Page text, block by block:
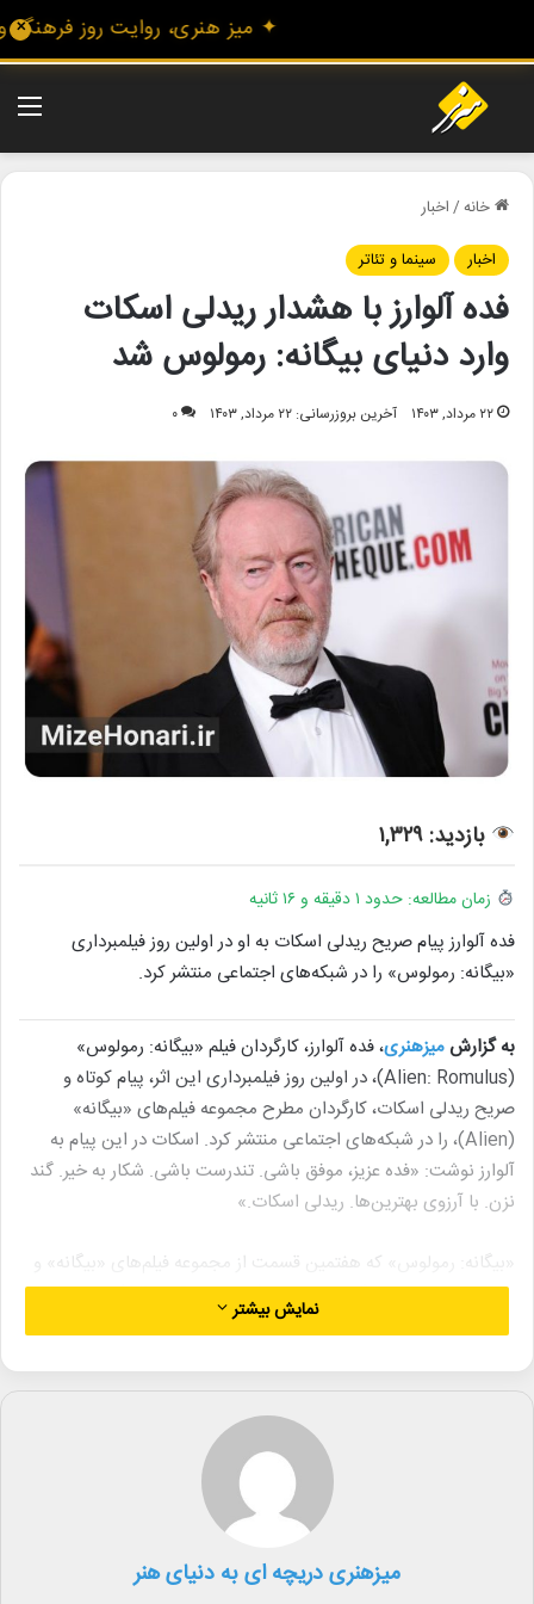
خانه/اخبار
اخبار
سینما و تئاتر
فده آلوارز با هشدار ریدلی اسکات
وارد دنیای بیگانه: رمولوس شد
۲۲ مرداد, ۱۴۰۳ آخرین بروزرسانی: ۲۲ مرداد, ۱۴۰۳ ۰
بازدید:۱,۳۲۹
زمان مطالعه: حدود ۱ دقیقه و ۱۶ ثانیه
فده آلوارز پیام صریح ریدلی اسکات به او در اولین روز فیلمبرداری
«بیگانه: رمولوس» را در شبکه‌های اجتماعی منتشر کرد.
به گزارش میزهنری، فده آلوارز، کارگردان فیلم «بیگانه: رمولوس»
(Alien: Romulus)، در اولین روز فیلمبرداری این اثر، پیام کوتاه و
صریح ریدلی اسکات، کارگردان مطرح مجموعه فیلم‌های «بیگانه»
(Alien)، را در شبکه‌های اجتماعی منتشر کرد. اسکات در این پیام به
آلوارز نوشت: «فده عزیز، موفق باشی. تندرست باشی. شکار به خیر. گند
نزن. با آرزوی بهترین‌ها. ریدلی اسکات.»
«بیگانه: رمولوس» که هفتمین قسمت از مجموعه فیلم‌های «بیگانه» و
اولین فیلم پس از «بیگانه: کاوننت» (Alien: Covenant) در سال ۲۰۱۷
است، به کارگردانی آلوارز، فیلمساز اهل اروگوئه، ساخته می‌شود. اسکات
پروژه حضور دارد.
ریدلی اسکات در مصاحبه‌ای با «لس‌آنجلس تایمز» درباره این پروژه
گفت: «خطر همه چندگانه‌ها این است که از بین می‌روند، مگر اینکه
کسی ناگهان تصمیم بگیرد آستین بالا بزند و وارد میدان عمل شود. فده
پر از انرژی است، و من باید کنار می‌کشیدم و به او اجازه می‌دادم
فیلمش را بسازد… فده برنامه معینی در ذهنش داشت، و فیلمنامه او
نمایش بیشتر
میزهنری دریچه ای به دنیای هنر
✕
✦ میز هنری، روایت روز فرهنگ و